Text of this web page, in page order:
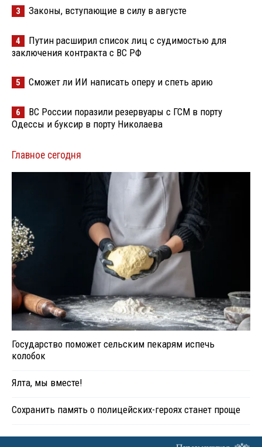
3 Законы, вступающие в силу в августе
4
Путин расширил список лиц с судимостью для
заключения контракта с ВС РФ
5 Сможет ли ИИ написать оперу и спеть арию
6
ВС России поразили резервуары с ГСМ в порту
Одессы и буксир в порту Николаева
Главное сегодня
Государство поможет сельским пекарям испечь
колобок
Ялта, мы вместе!
Сохранить память о полицейских-героях станет проще